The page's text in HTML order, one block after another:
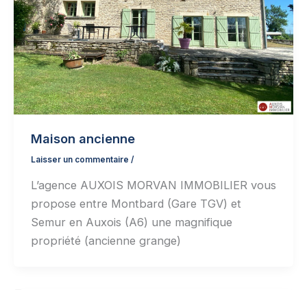
Maison ancienne
Laisser un commentaire /
L’agence AUXOIS MORVAN IMMOBILIER vous
propose entre Montbard (Gare TGV) et
Semur en Auxois (A6) une magnifique
propriété (ancienne grange)